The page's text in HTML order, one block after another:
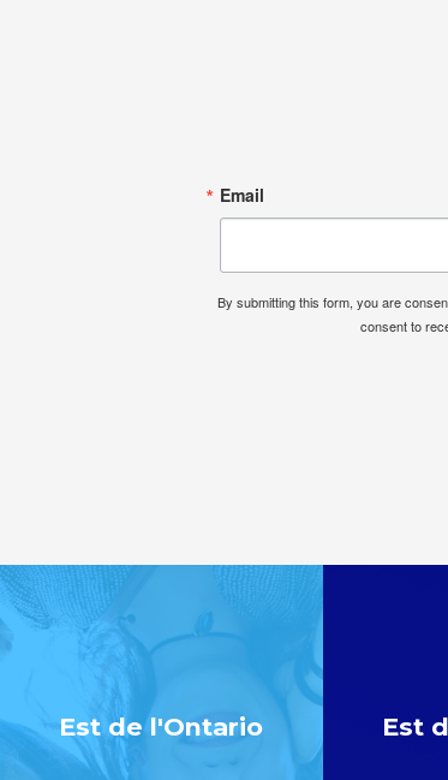
Email
By submitting this form, you are
consent to
Est de l'Ontario Est